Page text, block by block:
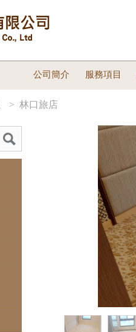
公司簡介 服務項目
> 林口旅店